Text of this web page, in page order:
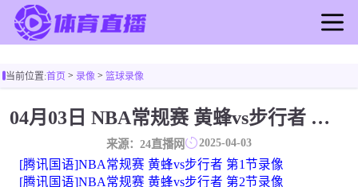
足球直播
足球录像
足球新闻
当前位置:首页> 录像 > 篮球录像
04月03日 NBA常规赛 黄蜂vs步行者 全场录像
来源：24直播网 2025-04-03
[腾讯国语]NBA常规赛 黄蜂vs步行者 第1节录像
[腾讯国语]NBA常规赛 黄蜂vs步行者 第2节录像